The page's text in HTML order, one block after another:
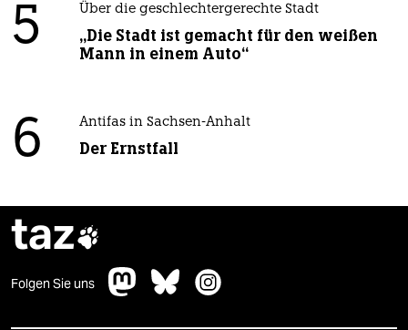
5 Über die geschlechtergerechte Stadt
„Die Stadt ist gemacht für den weißen
Mann in einem Auto“
6 Antifas in Sachsen-Anhalt
Der Ernstfall
taz
Folgen Sie uns